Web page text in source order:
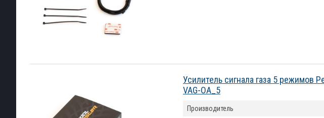
Усилитель сигнала газа 5 режимов
VAG-OA_5
Производитель